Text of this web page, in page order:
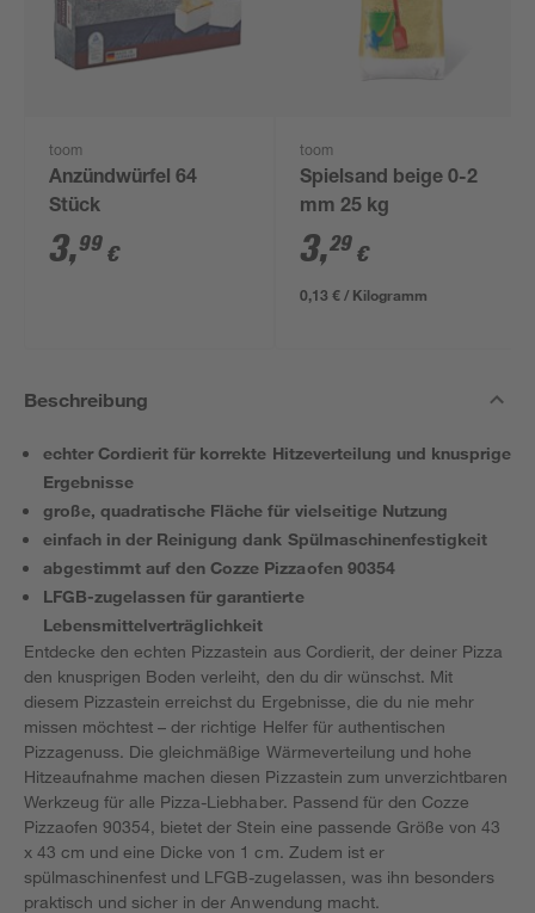
toom
Anzündwürfel 64
Stück
3,99 €
toom
Spielsand beige 0-2
mm 25 kg
3,29 €
0,13 € / Kilogramm
Beschreibung
echter Cordierit für korrekte Hitzeverteilung und knusprige
Ergebnisse
große, quadratische Fläche für vielseitige Nutzung
einfach in der Reinigung dank Spülmaschinenfestigkeit
abgestimmt auf den Cozze Pizzaofen 90354
LFGB-zugelassen für garantierte
Lebensmittelverträglichkeit
Entdecke den echten Pizzastein aus Cordierit, der deiner Pizza
den knusprigen Boden verleiht, den du dir wünschst. Mit
diesem Pizzastein erreichst du Ergebnisse, die du nie mehr
missen möchtest – der richtige Helfer für authentischen
Pizzagenuss. Die gleichmäßige Wärmeverteilung und hohe
Hitzeaufnahme machen diesen Pizzastein zum unverzichtbaren
Werkzeug für alle Pizza-Liebhaber. Passend für den Cozze
Pizzaofen 90354, bietet der Stein eine passende Größe von 43
x 43 cm und eine Dicke von 1 cm. Zudem ist er
spülmaschinenfest und LFGB-zugelassen, was ihn besonders
praktisch und sicher in der Anwendung macht.